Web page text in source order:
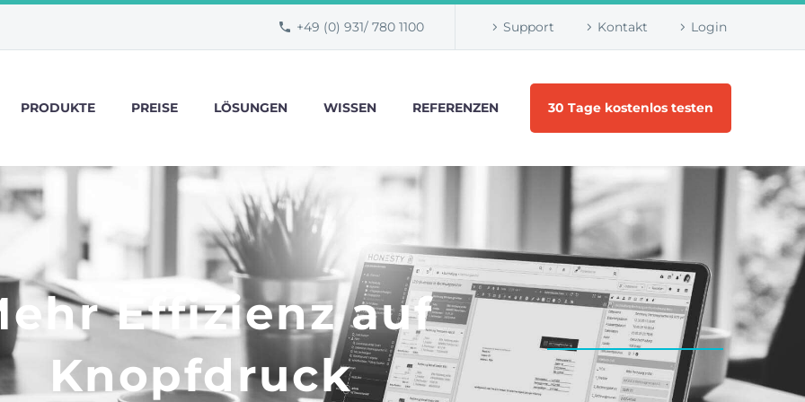
+49 (0) 931/ 780 1100 Support Kontakt Login
PRODUKTE PREISE LÖSUNGEN WISSEN REFERENZEN 30 Tage kostenlos testen
Effizienz auf
Knopfdruck